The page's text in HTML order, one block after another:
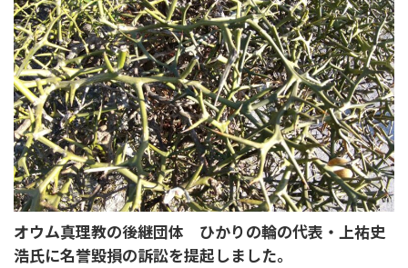
オウム真理教の後継団体 ひかりの輪の代表・上祐史
浩氏に名誉毀損の訴訟を提起しました。